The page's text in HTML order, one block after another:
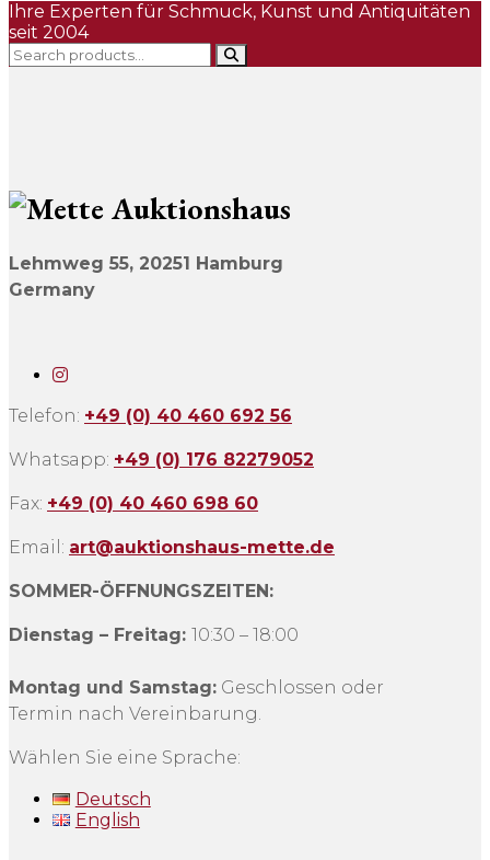
Ihre Experten für Schmuck, Kunst und Antiquitäten
seit 2004
Lehmweg 55, 20251 Hamburg
Germany
Telefon: +49 (0) 40 460 692 56
Whatsapp: +49 (0) 176 82279052
Fax: +49 (0) 40 460 698 60
Email: art@auktionshaus-mette.de
SOMMER-ÖFFNUNGSZEITEN:
Dienstag – Freitag: 10:30 – 18:00
Montag und Samstag: Geschlossen oder
Termin nach Vereinbarung.
Wählen Sie eine Sprache:
Deutsch
English